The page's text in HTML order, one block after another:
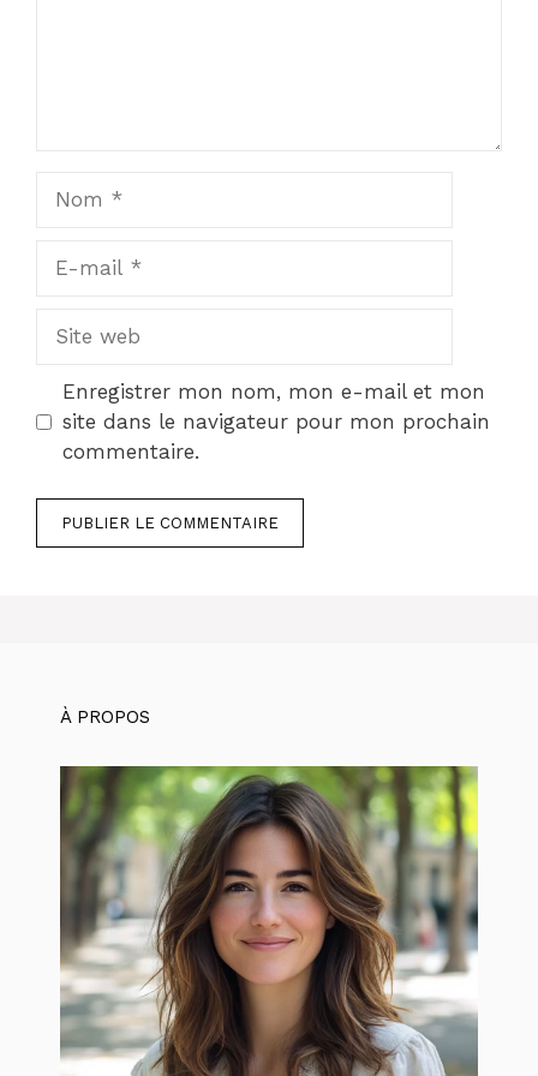
Site
Enregistrer mon nom, mon e-mail et mon
site dans le navigateur pour mon prochain
commentaire.
À PROPOS